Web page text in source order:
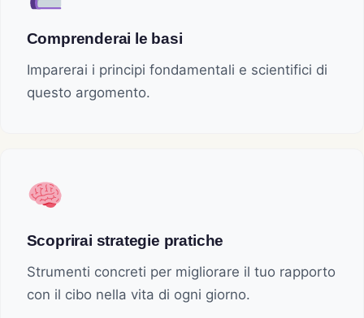
Comprenderai le basi
Imparerai i principi fondamentali e scientifici di
questo argomento.
Scoprirai strategie pratiche
Strumenti concreti per migliorare il tuo rapporto
con il cibo nella vita di ogni giorno.